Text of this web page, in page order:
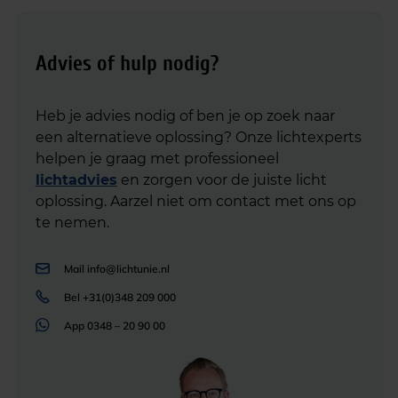
Advies of hulp nodig?
Heb je advies nodig of ben je op zoek naar
een alternatieve oplossing? Onze lichtexperts
helpen je graag met professioneel
lichtadvies en zorgen voor de juiste licht
oplossing. Aarzel niet om contact met ons op
te nemen.
Mail info@lichtunie.nl
Bel +31(0)348 209 000
App 0348 – 20 90 00